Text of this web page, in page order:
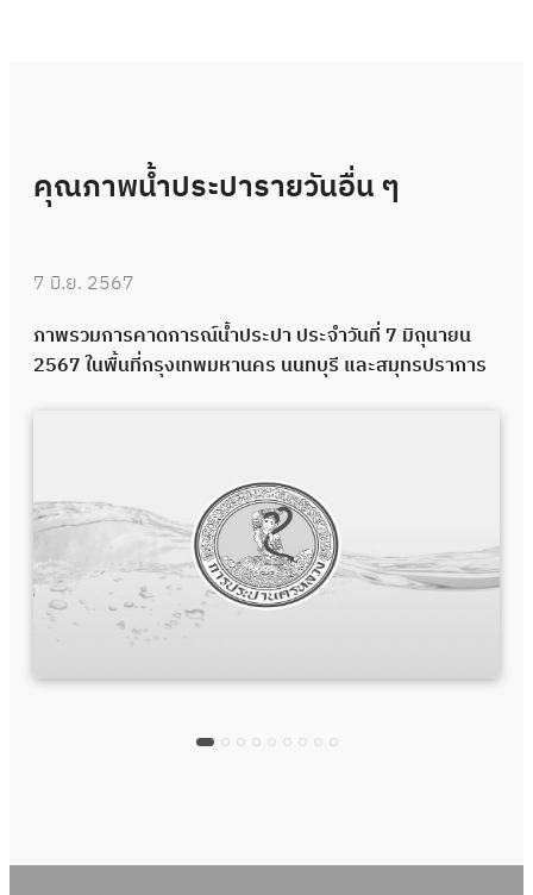
คุณภาพน้ำประปารายวันอื่น ๆ
7 มิ.ย. 2567
ภาพรวมการคาดการณ์น้ำประปา ประจำวันที่ 7 มิถุนายน
2567 ในพื้นที่กรุงเทพมหานคร นนทบุรี และสมุทรปราการ